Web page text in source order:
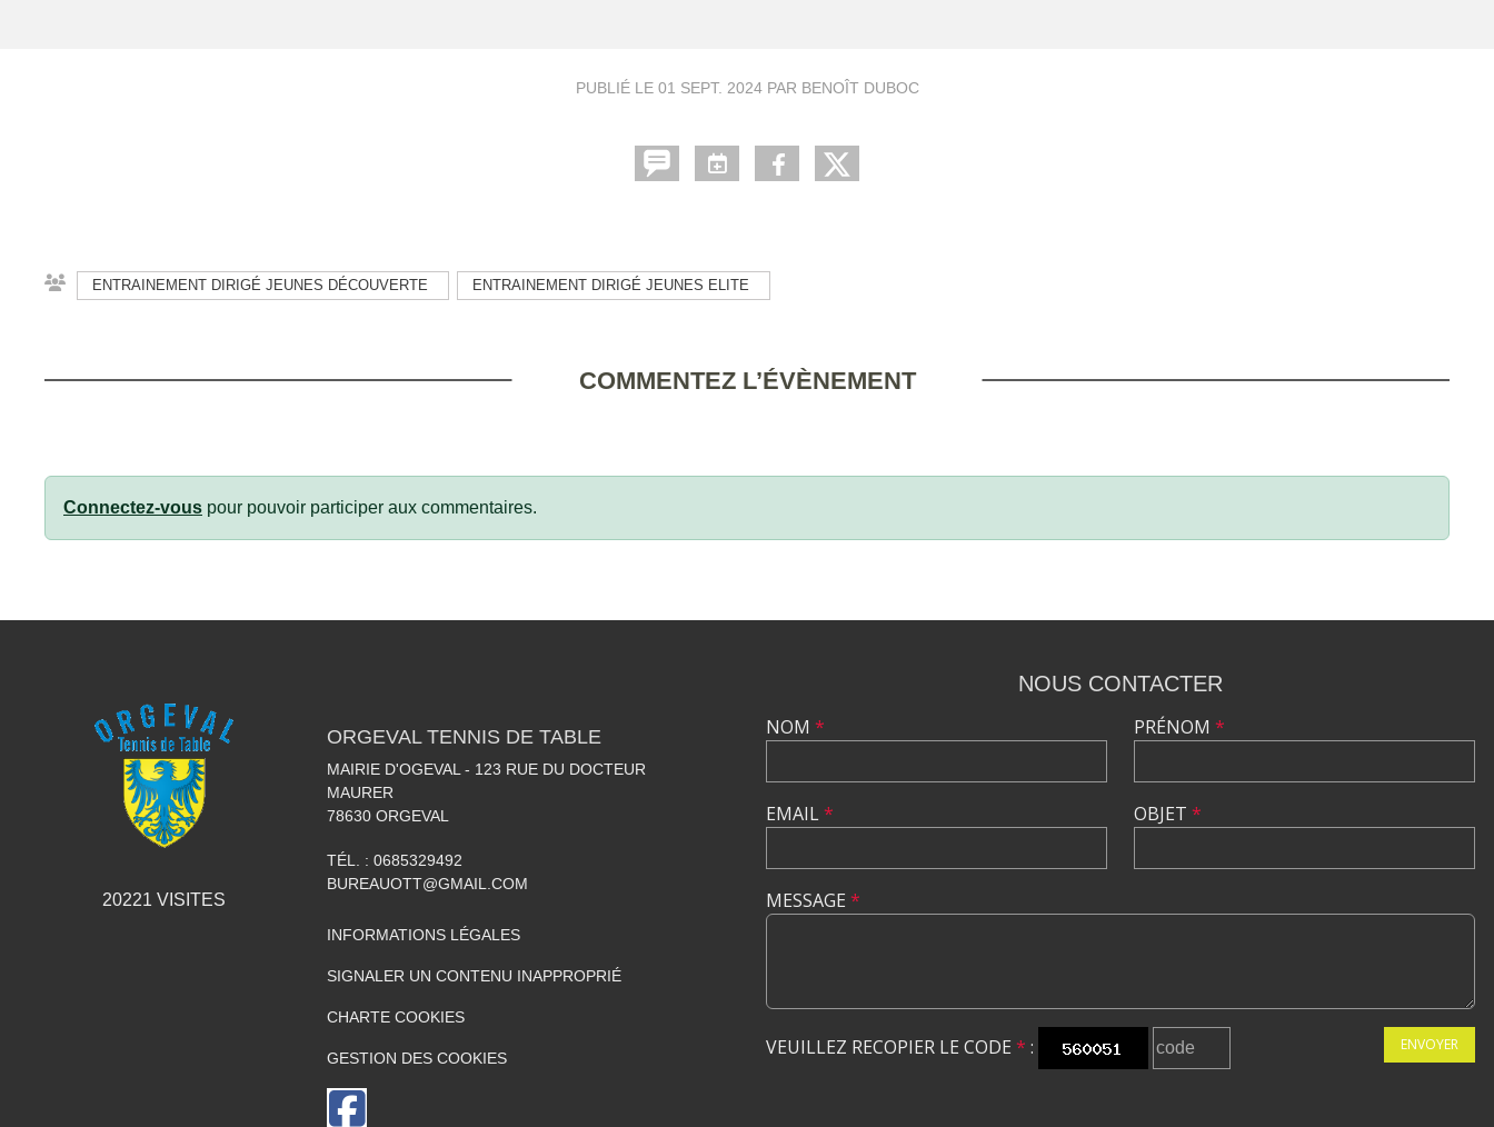
PUBLIÉ LE 01 SEPT. 2024PAR BENOÎT DUBOC
ENTRAINEMENT DIRIGÉ JEUNES DÉCOUVERTE ENTRAINEMENT DIRIGÉ JEUNES ELITE
COMMENTEZ L’ÉVÈNEMENT
Connectez-vous pour pouvoir participer aux commentaires.
20221 VISITES
ORGEVAL TENNIS DE TABLE
MAIRIE D'OGEVAL - 123 RUE DU DOCTEUR
MAURER
78630 ORGEVAL
TÉL. : 0685329492
BUREAUOTT@GMAIL.COM
INFORMATIONS LÉGALES
SIGNALER UN CONTENU INAPPROPRIÉ
CHARTE COOKIES
GESTION DES COOKIES
NOUS CONTACTER
NOM *
EMAIL*
PRÉNOM *
OBJET *
MESSAGE *
VEUILLEZ RECOPIER LE CODE * : ENVOYER